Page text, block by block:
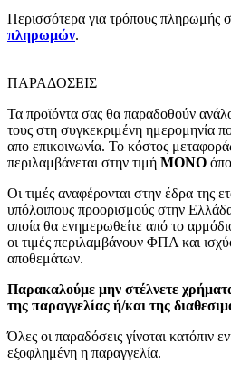
Περισσότερα για τρόπους πληρωμής
πληρωμών.
ΠΑΡΑΔΟΣΕΙΣ
Τα προϊόντα σας θα παραδοθούν
τους στη συγκεκριμένη ημερομηνία
απο επικοινωνία. Το κόστος
περιλαμβάνεται στην τιμή MONO
Οι τιμές αναφέρονται στην έδρα της
υπόλοιπους προορισμούς στην
οποία θα ενημερωθείτε από το
οι τιμές περιλαμβάνουν ΦΠΑ και
αποθεμάτων.
Παρακαλούμε μην στέλνετε
της παραγγελίας ή/και της
Όλες οι παραδόσεις γίνοται κατόπιν
εξοφλημένη η παραγγελία.